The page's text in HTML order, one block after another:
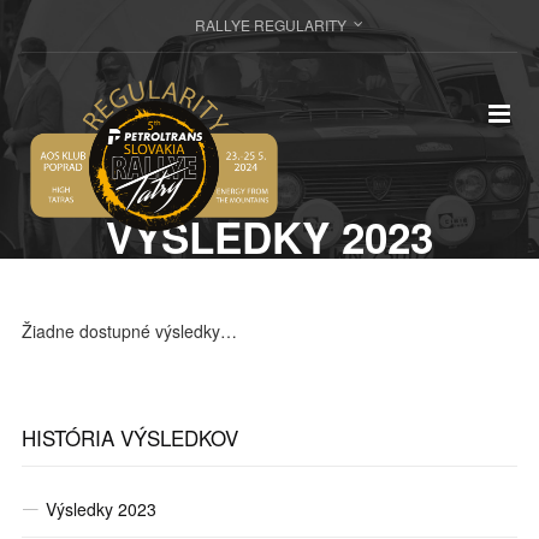
RALLYE REGULARITY
VÝSLEDKY 2023
Žiadne dostupné výsledky…
HISTÓRIA VÝSLEDKOV
Výsledky 2023